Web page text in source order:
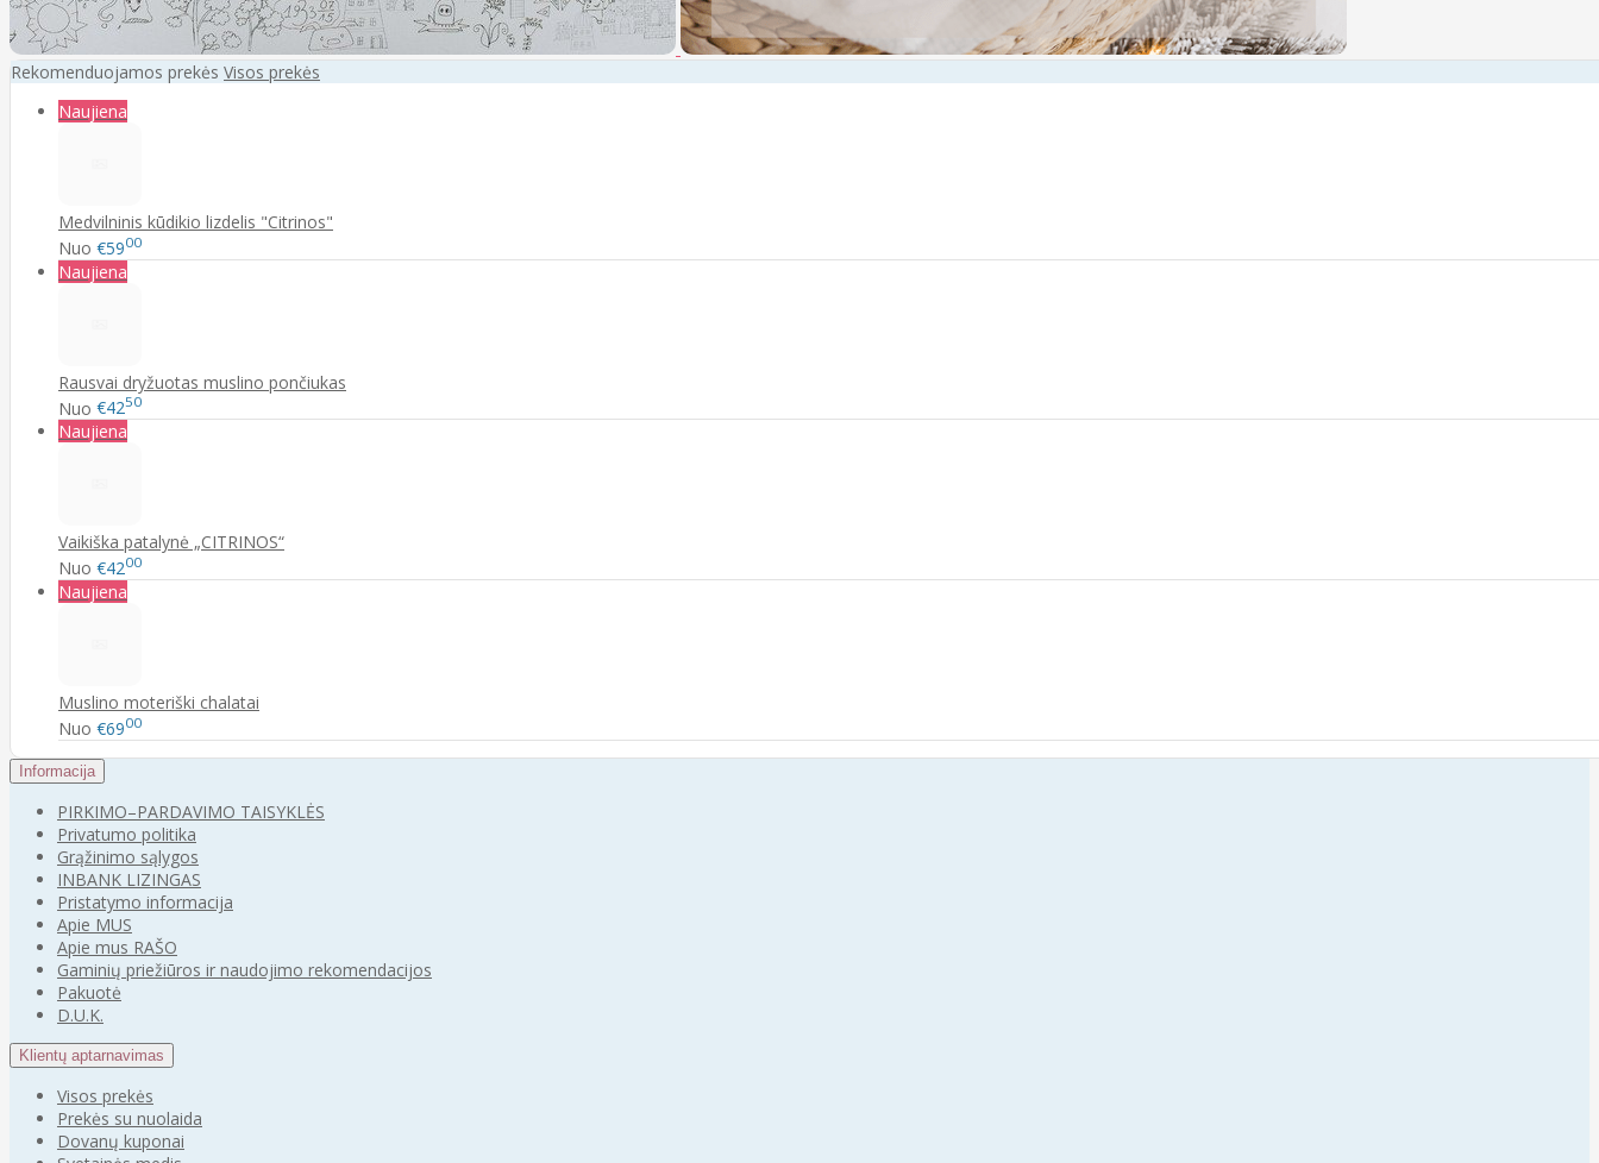
Rekomenduojamos prekės Visos prekės
Naujiena
Medvilninis kūdikio lizdelis "Citrinos"
Nuo €5900
Naujiena
Rausvai dryžuotas muslino pončiukas
Nuo €4250
Naujiena
Vaikiška patalynė „CITRINOS“
Nuo €4200
Naujiena
Muslino moteriški chalatai
Nuo €6900
Informacija
PIRKIMO–PARDAVIMO TAISYKLĖS
Privatumo politika
Grąžinimo sąlygos
INBANK LIZINGAS
Pristatymo informacija
Apie MUS
Apie mus RAŠO
Gaminių priežiūros ir naudojimo rekomendacijos
Pakuotė
D.U.K.
Klientų aptarnavimas
Visos prekės
Prekės su nuolaida
Dovanų kuponai